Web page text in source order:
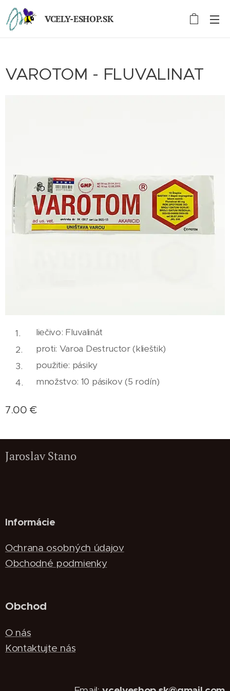
VCELY-ESHOP.SK
VAROTOM - FLUVALINAT
liečivo: Fluvalinát
proti: Varoa Destructor (klieštik)
použitie: pásiky
množstvo: 10 pásikov (5 rodín)
7.00 €
Jaroslav Stano
Informácie
Ochrana osobných údajov
Obchodné podmienky
Obchod
O nás
Kontaktujte nás